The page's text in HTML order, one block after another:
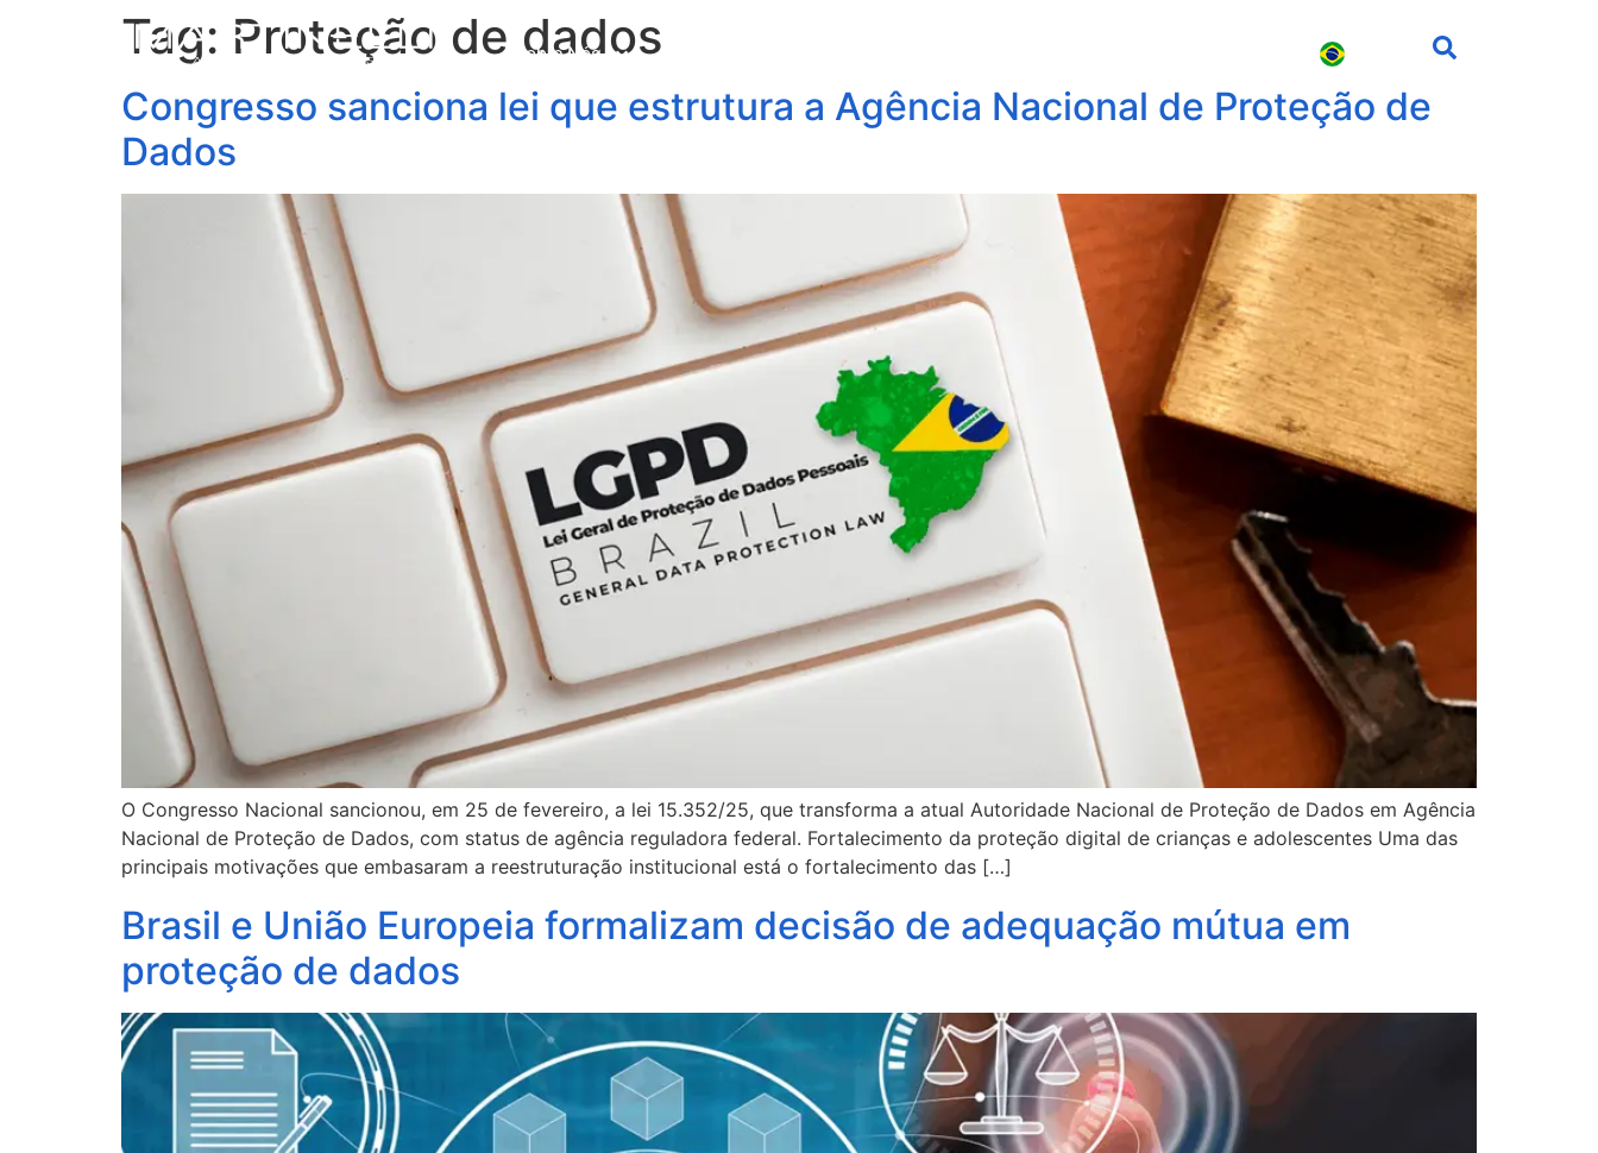
Sobre Nós
Tag: Proteção de dados
Congresso sanciona lei que estrutura a Agência Nacional de Proteção de
Dados
O Congresso Nacional sancionou, em 25 de fevereiro, a lei 15.352/25, que transforma a atual Autoridade Nacional de Proteção de Dados em Agência
Nacional de Proteção de Dados, com status de agência reguladora federal. Fortalecimento da proteção digital de crianças e adolescentes Uma das
principais motivações que embasaram a reestruturação institucional está o fortalecimento das […]
Brasil e União Europeia formalizam decisão de adequação mútua em
proteção de dados